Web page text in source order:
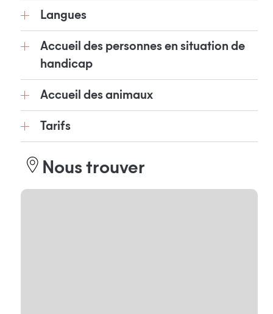
Langues
Accueil des personnes en situation de
handicap
Accueil des animaux
Tarifs
Nous trouver